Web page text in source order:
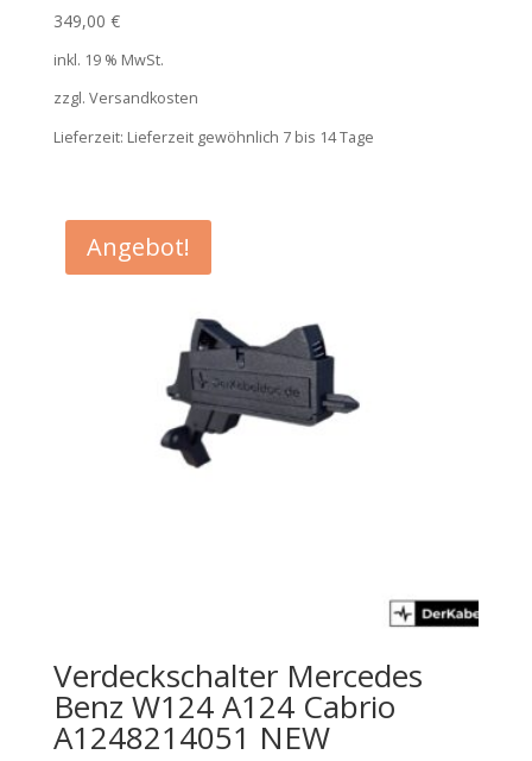
349,00 €
inkl. 19 % MwSt.
zzgl. Versandkosten
Lieferzeit: Lieferzeit gewöhnlich 7 bis 14 Tage
Angebot!
Verdeckschalter Mercedes
Benz W124 A124 Cabrio
A1248214051 NEW